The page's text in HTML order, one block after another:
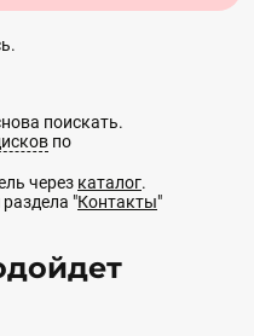
поискать.
по
через каталог.
"Контакты"